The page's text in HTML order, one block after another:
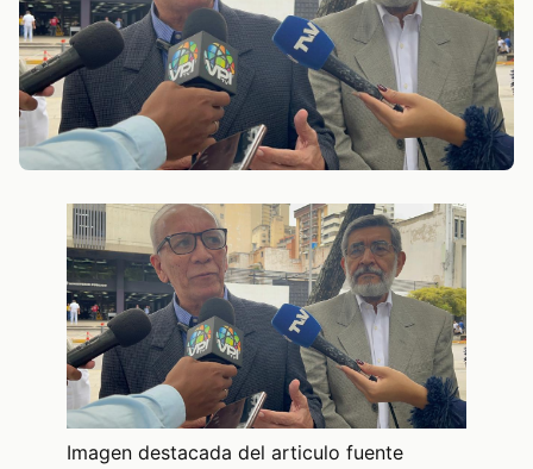
Imagen destacada del articulo fuente